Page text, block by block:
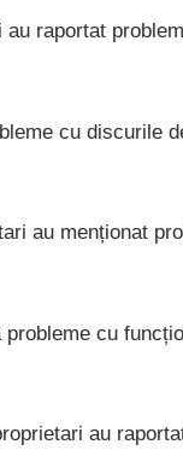
au raportat
cu discurile
au menționat
probleme cu
au